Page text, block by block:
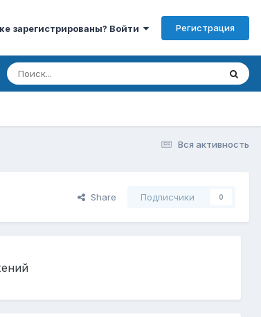
зарегистрированы? Войти Регистрация
Вся активность
Share Подписчики 0